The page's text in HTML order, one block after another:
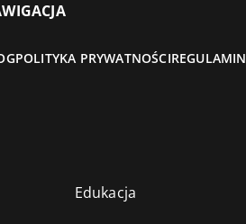
POLITYKA PRYWATNOŚCIREGULAMIN
Edukacja